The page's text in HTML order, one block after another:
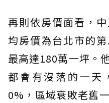
再則依房價面看，
均房價為台北市的
最高達180萬一坪。
都會有沒落的一天
0%，區域衰敗老舊